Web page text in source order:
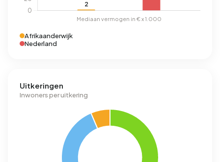
Afrikaanderwijk
Nederland
Uitkeringen
Inwoners per uitkering